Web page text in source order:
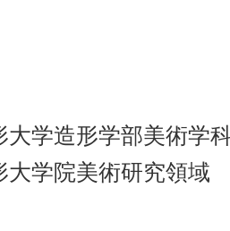
学造形学部美術学
学院美術研究領域